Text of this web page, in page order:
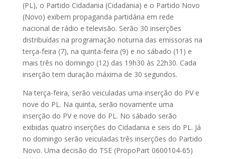
(PL), o Partido Cidadania (Cidadania) e o Partido Novo
(Novo) exibem propaganda partidária em rede
nacional de rádio e televisão. Serão 30 inserções
distribuídas na programação noturna das emissoras na
terça-feira (7), na quinta-feira (9) e no sábado (11) e
mais três no domingo (12) das 19h30 às 22h30. Cada
inserção tem duração máxima de 30 segundos.
Na terça-feira, serão veiculadas uma inserção do PV e
nove do PL. Na quinta, serão novamente uma
inserção do PV e nove do PL. No sábado serão
exibidas quatro inserções do Cidadania e seis do PL. Já
no domingo serão veiculadas três inserções do Partido
Novo. Uma decisão do TSE (PropoPart 0600104-65)